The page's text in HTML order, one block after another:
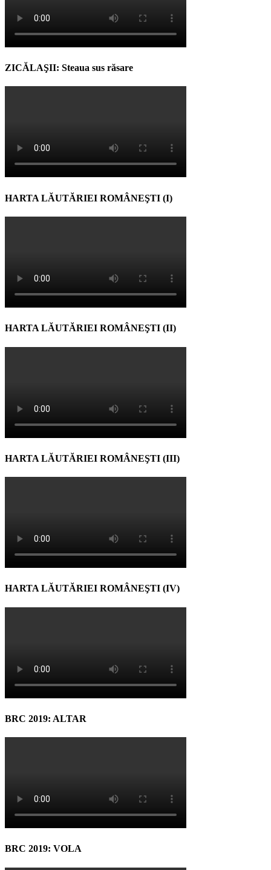
ZICĂLAŞII: Steaua sus răsare
HARTA LĂUTĂRIEI ROMÂNEŞTI (I)
HARTA LĂUTĂRIEI ROMÂNEŞTI (II)
HARTA LĂUTĂRIEI ROMÂNEŞTI (III)
HARTA LĂUTĂRIEI ROMÂNEŞTI (IV)
BRC 2019: ALTAR
BRC 2019: VOLA